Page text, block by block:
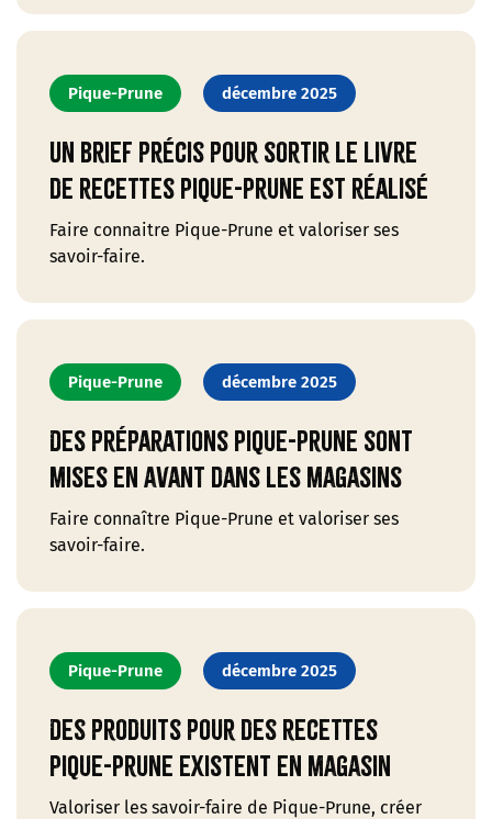
Pique-Prune décembre 2025
Un brief précis pour sortir le livre
de recettes Pique-Prune est réalisé
Faire connaitre Pique-Prune et valoriser ses
savoir-faire.
Pique-Prune décembre 2025
Des préparations Pique-Prune sont
mises en avant dans les magasins
Faire connaître Pique-Prune et valoriser ses
savoir-faire.
Pique-Prune décembre 2025
Des produits pour des recettes
Pique-Prune existent en magasin
Valoriser les savoir-faire de Pique-Prune, créer